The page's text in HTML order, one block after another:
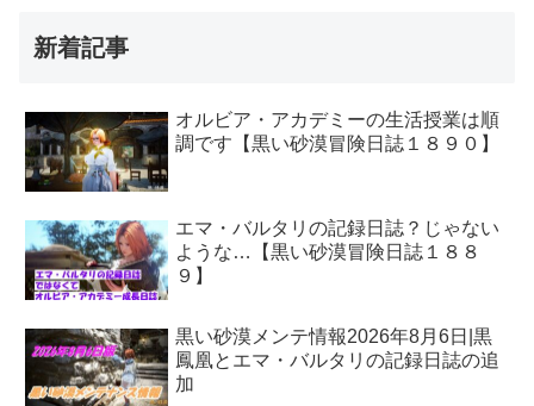
新着記事
オルビア・アカデミーの生活授業は順
調です【黒い砂漠冒険日誌１８９０】
エマ・バルタリの記録日誌？じゃない
ような…【黒い砂漠冒険日誌１８８
９】
黒い砂漠メンテ情報2026年8月6日|黒
鳳凰とエマ・バルタリの記録日誌の追
加